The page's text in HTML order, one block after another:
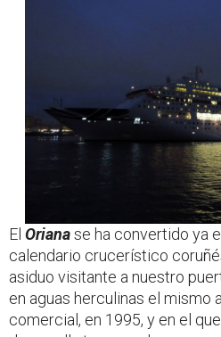
El Orianase ha convertido ya
calendario crucerístico
asiduo visitante a nuestro
en aguas herculinas el mismo
comercial, en 1995, y en el